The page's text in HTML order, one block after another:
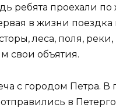
ребята проехали
в жизни поездка
леса, поля,
свои объятия.
с городом Петра.
в